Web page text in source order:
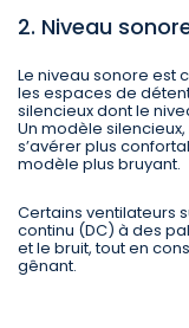
2. Niveau
Le niveau sonore est
les espaces de
silencieux dont le
Un modèle
s’avérer plus
modèle plus bruyant.
Certains ventilateurs
continu (DC) à des
et le bruit, tout en
gênant.